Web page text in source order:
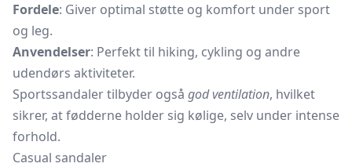
Fordele: Giver optimal støtte og komfort under sport
og leg.
Anvendelser: Perfekt til hiking, cykling og andre
udendørs aktiviteter.
Sportssandalertilbyder også god ventilation, hvilket
sikrer, at fødderne holder sig kølige, selv under intense
forhold.
Casual sandaler